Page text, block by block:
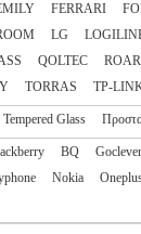
FERRARI
LG
QOLTEC ROAR
TORRAS TP-
Tempered Glass
BQ Goclever
Nokia